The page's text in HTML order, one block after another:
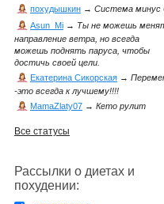
похудышкин → Система минус
Asun_Mi → Ты не можешь
направление ветра, но всегда
можешь поднять паруса, чтобы
достичь своей цели.
Екатерина Сикорская →
-это всегда к лучшему!!!!
MamaZlaty07 → Кето рулит
Все статусы
Рассылки о диетах и
похудении: